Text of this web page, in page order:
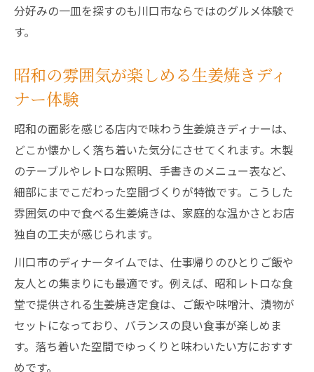
分好みの一皿を探すのも川口市ならではのグルメ体験で
す。
昭和の雰囲気が楽しめる生姜焼きディ
ナー体験
昭和の面影を感じる店内で味わう生姜焼きディナーは、
どこか懐かしく落ち着いた気分にさせてくれます。木製
のテーブルやレトロな照明、手書きのメニュー表など、
細部にまでこだわった空間づくりが特徴です。こうした
雰囲気の中で食べる生姜焼きは、家庭的な温かさとお店
独自の工夫が感じられます。
川口市のディナータイムでは、仕事帰りのひとりご飯や
友人との集まりにも最適です。例えば、昭和レトロな食
堂で提供される生姜焼き定食は、ご飯や味噌汁、漬物が
セットになっており、バランスの良い食事が楽しめま
す。落ち着いた空間でゆっくりと味わいたい方におすす
めです。